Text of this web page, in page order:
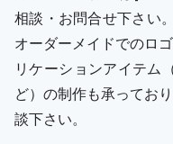
相談・お問合せ下さい
オーダーメイドでのロ
リケーションアイテム
ど）の制作も承ってお
談下さい。